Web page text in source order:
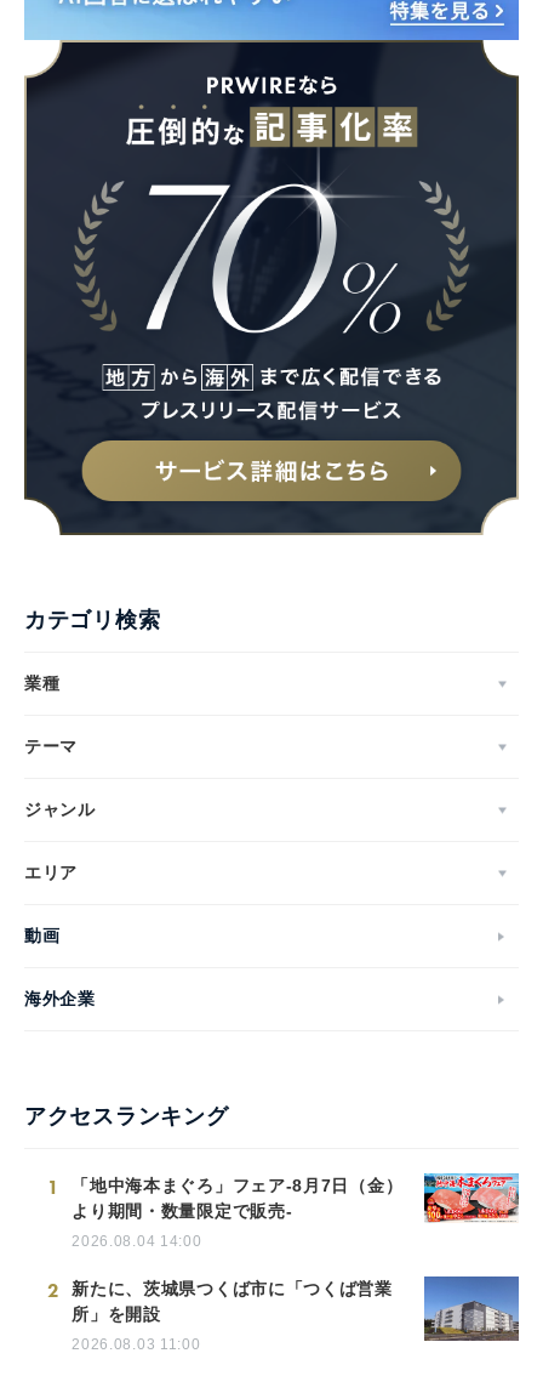
カテゴリ検索
業種
テーマ
ジャンル
エリア
動画
海外企業
アクセスランキング
1
「地中海本まぐろ」フェア-8月7日（金）
より期間・数量限定で販売-
2026.08.04 14:00
2
新たに、茨城県つくば市に「つくば営業
所」を開設
2026.08.03 11:00